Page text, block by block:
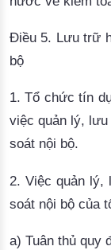
Điều 5. Lưu trữ
bộ
1. Tổ chức tín
việc quản lý,
soát nội bộ.
2. Việc quản lý,
soát nội bộ của
a) Tuân thủ quy